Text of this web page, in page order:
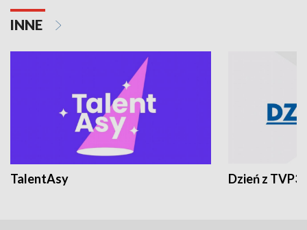
INNE
TalentAsy Dzień z TVP3